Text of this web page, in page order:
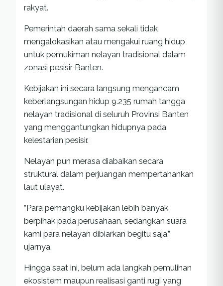
rakyat.
Pemerintah daerah sama sekali tidak
mengalokasikan atau mengakui ruang hidup
untuk pemukiman nelayan tradisional dalam
zonasi pesisir Banten.
Kebijakan ini secara langsung mengancam
keberlangsungan hidup 9.235 rumah tangga
nelayan tradisional di seluruh Provinsi Banten
yang menggantungkan hidupnya pada
kelestarian pesisir.
Nelayan pun merasa diabaikan secara
struktural dalam perjuangan mempertahankan
laut ulayat.
”Para pemangku kebijakan lebih banyak
berpihak pada perusahaan, sedangkan suara
kami para nelayan dibiarkan begitu saja,”
ujarnya.
Hingga saat ini, belum ada langkah pemulihan
ekosistem maupun realisasi ganti rugi yang